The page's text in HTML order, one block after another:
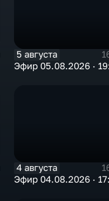
5 августа
Эфир 05.08.2026 ·
4 августа
Эфир 04.08.2026 ·